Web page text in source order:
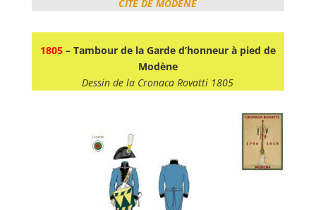
CITE DE MODENE
1805 – Tambour de la Garde d’honneur à pied de
Modène
Dessin de la Cronaca Rovatti 1805